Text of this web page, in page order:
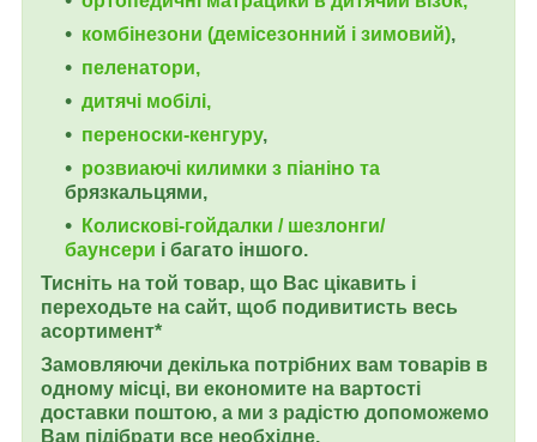
комбінезони (демісезонний і зимовий),
пеленатори,
дитячі мобілі,
переноски-кенгуру,
розвиаючі килимки з піаніно та
брязкальцями,
Колискові-гойдалки / шезлонги/
баунсери і багато іншого.
Тисніть на той товар, що Вас цікавить і
переходьте на сайт, щоб подивитисть весь
асортимент*
Замовляючи декілька потрібних вам товарів в
одному місці, ви економите на вартості
доставки поштою, а ми з радістю допоможемо
Вам підібрати все необхідне.